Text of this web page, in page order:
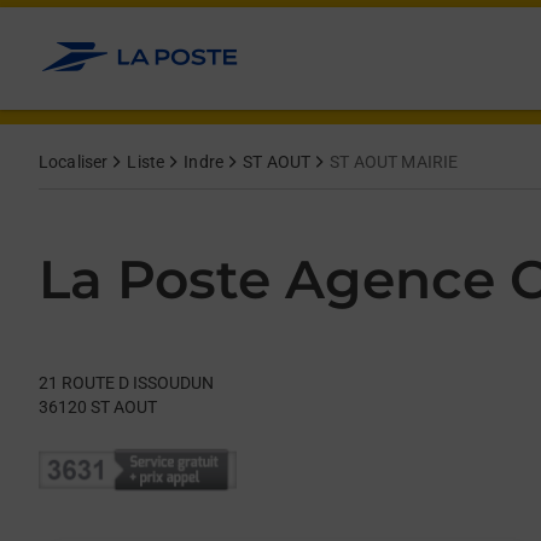
Allez au contenu
Localiser Liste Indre ST AOUT ST AOUT MAIRIE
La Poste Agence
21 ROUTE D ISSOUDUN
36120 ST AOUT
Day of the WeekHours
Get directions to La Poste Agence Communale at 21 ROUTE D
lien s'ouvre dans un nouvel onglet